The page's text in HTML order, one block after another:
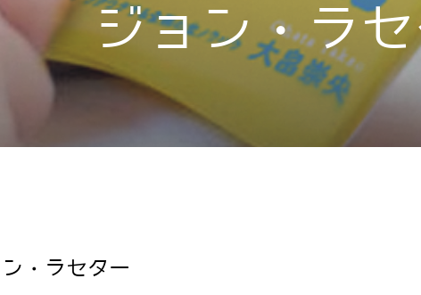
ジョン・ラ
・ラセター